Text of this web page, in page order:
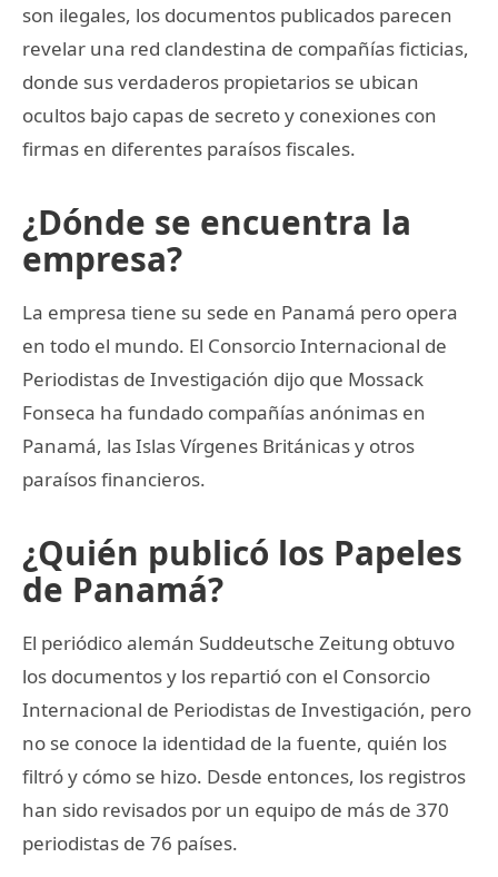
son ilegales, los documentos publicados parecen
revelar una red clandestina de compañías ficticias,
donde sus verdaderos propietarios se ubican
ocultos bajo capas de secreto y conexiones con
firmas en diferentes paraísos fiscales.
¿Dónde se encuentra la
empresa?
La empresa tiene su sede en Panamá pero opera
en todo el mundo. El Consorcio Internacional de
Periodistas de Investigación dijo que Mossack
Fonseca ha fundado compañías anónimas en
Panamá, las Islas Vírgenes Británicas y otros
paraísos financieros.
¿Quién publicó los Papeles
de Panamá?
El periódico alemán Suddeutsche Zeitung obtuvo
los documentos y los repartió con el Consorcio
Internacional de Periodistas de Investigación, pero
no se conoce la identidad de la fuente, quién los
filtró y cómo se hizo. Desde entonces, los registros
han sido revisados por un equipo de más de 370
periodistas de 76 países.